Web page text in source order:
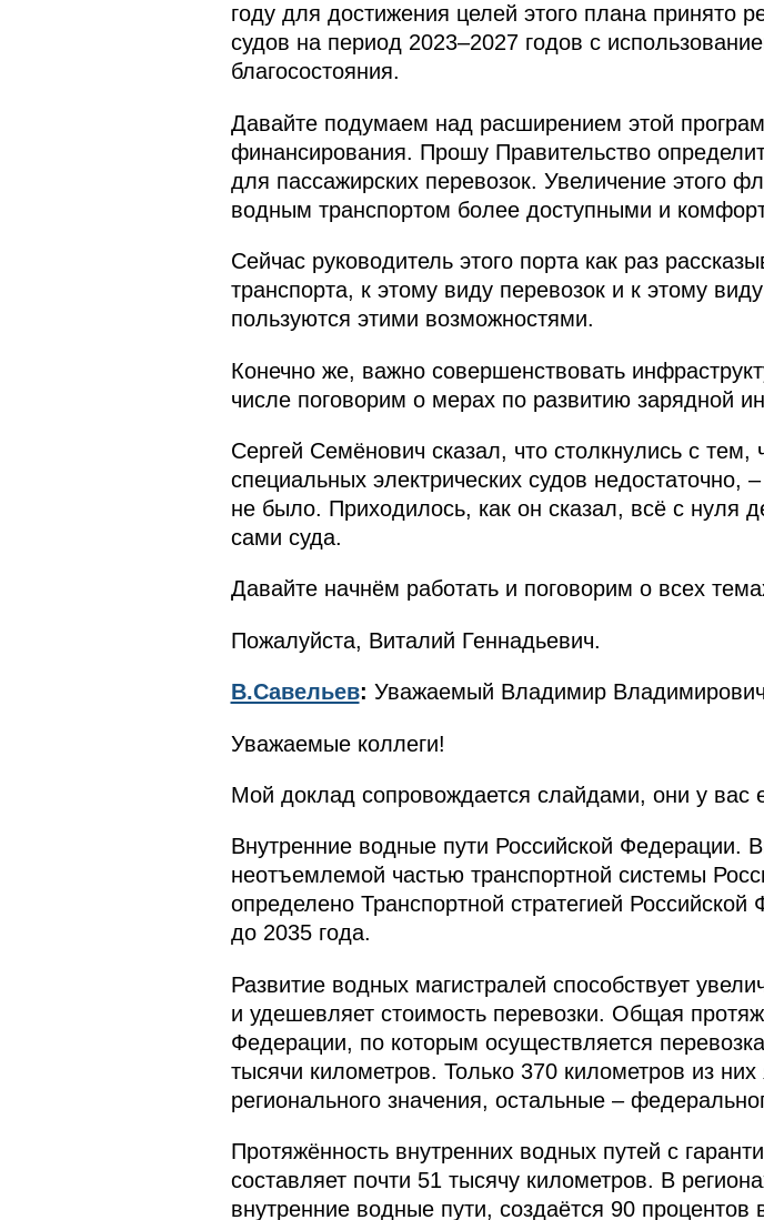
году для достижения целей этого плана принято
судов на период 2023–2027 годов с
благосостояния.
Давайте подумаем над расширением этой
финансирования. Прошу Правительство
для пассажирских перевозок. Увеличение этого
водным транспортом более доступными и
Сейчас руководитель этого порта как раз
транспорта, к этому виду перевозок и к этому
пользуются этими возможностями.
Конечно же, важно совершенствовать
числе поговорим о мерах по развитию зарядной
Сергей Семёнович сказал, что столкнулись с
специальных электрических судов недостаточно,
не было. Приходилось, как он сказал, всё с нуля
сами суда.
Давайте начнём работать и поговорим о всех
Пожалуйста, Виталий Геннадьевич.
В.Савельев: Уважаемый Владимир
Уважаемые коллеги!
Мой доклад сопровождается слайдами, они у вас
Внутренние водные пути Российской Федерации.
неотъемлемой частью транспортной системы
определено Транспортной стратегией
до 2035 года.
Развитие водных магистралей способствует
и удешевляет стоимость перевозки. Общая
Федерации, по которым осуществляется
тысячи километров. Только 370 километров из
регионального значения, остальные –
Протяжённость внутренних водных путей с
составляет почти 51 тысячу километров. В
внутренние водные пути, создаётся 90 процентов